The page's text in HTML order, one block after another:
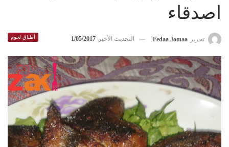
اصدقاء
أطباق لحوم تحرير Fedaa Jomaa التحديث الأخير 1/05/2017